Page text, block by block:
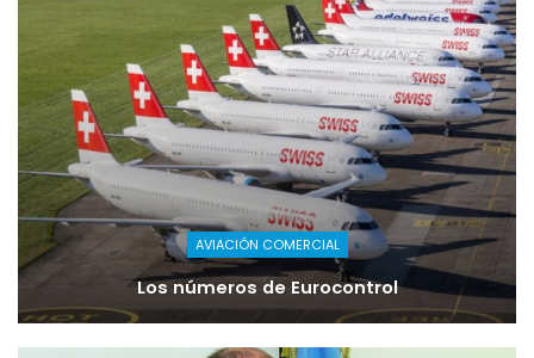
AVIACIÓN COMERCIAL
Los números de Eurocontrol